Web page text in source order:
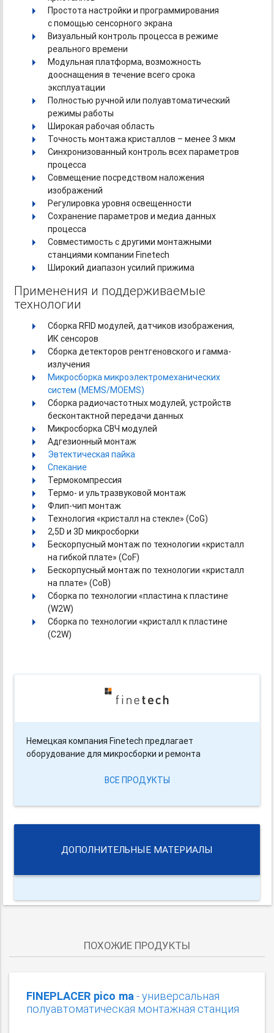
Простота настройки и программирования
с помощью сенсорного экрана
Визуальный контроль процесса в режиме
реального времени
Модульная платформа, возможность
дооснащения в течение всего срока
эксплуатации
Полностью ручной или полуавтоматический
режимы работы
Широкая рабочая область
Точность монтажа кристаллов – менее 3 мкм
Синхронизованный контроль всех параметров
процесса
Совмещение посредством наложения
изображений
Регулировка уровня освещенности
Сохранение параметров и медиа данных
процесса
Совместимость с другими монтажными
станциями компании Finetech
Широкий диапазон усилий прижима
Применения и поддерживаемые
технологии
Сборка RFID модулей, датчиков изображения,
ИК сенсоров
Сборка детекторов рентгеновского и гамма-
излучения
Микросборка микроэлектромеханических
систем (MEMS/MOEMS)
Сборка радиочастотных модулей, устройств
бесконтактной передачи данных
Микросборка СВЧ модулей
Адгезионный монтаж
Эвтектическая пайка
Спекание
Термокомпрессия
Термо- и ультразвуковой монтаж
Флип-чип монтаж
Технология «кристалл на стекле» (CоG)
2,5D и 3D микросборки
Бескорпусный монтаж по технологии «кристалл
на гибкой плате» (CoF)
Бескорпусный монтаж по технологии «кристалл
на плате» (CoB)
Сборка по технологии «пластина к пластине
(W2W)
Сборка по технологии «кристалл к пластине
(C2W)
Немецкая компания Finetech предлагает
оборудование для микросборки и ремонта
ВСЕ ПРОДУКТЫ
ДОПОЛНИТЕЛЬНЫЕ МАТЕРИАЛЫ
ПОХОЖИЕ ПРОДУКТЫ
FINEPLACER pico ma- универсальная
полуавтоматическая монтажная станция